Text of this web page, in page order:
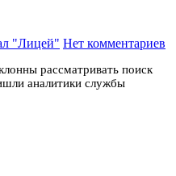
"Лицей" Нет комментариев
рассматривать поиск
аналитики службы